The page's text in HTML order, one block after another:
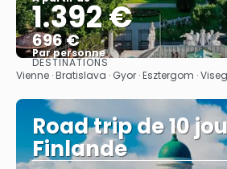
1.392 €
696 €
Par personne
Afficher
DESTINATIONS
Vienne · Bratislava · Gyor · Esztergom ·
Road trip de 10
Finlande